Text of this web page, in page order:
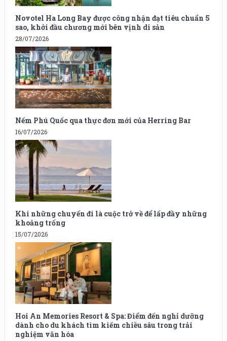
Novotel Ha Long Bay được công nhận đạt tiêu chuẩn 5
sao, khởi đầu chương mới bên vịnh di sản
28/07/2026
Nếm Phú Quốc qua thực đơn mới của Herring Bar
16/07/2026
Khi những chuyến đi là cuộc trở về để lấp đầy những
khoảng trống
15/07/2026
Hoi An Memories Resort & Spa: Điểm đến nghỉ dưỡng
dành cho du khách tìm kiếm chiều sâu trong trải
nghiệm văn hóa